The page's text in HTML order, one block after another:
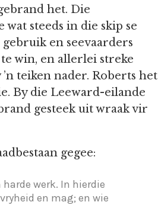
het. Die
wat steeds in die skip se
en seevaarders
win, en allerlei streke
’n teiken nader. Roberts het
By die Leeward-eilande
gesteek uit wraak vir
gegee:
werk. In hierdie
en mag; en wie